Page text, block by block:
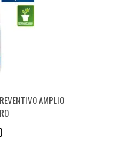
AMPLIO